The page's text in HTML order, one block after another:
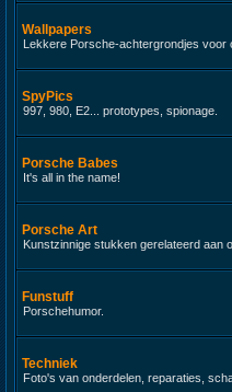
Wallpapers
Lekkere Porsche-achtergrondjes voor
SpyPics
997, 980, E2... prototypes, spionage.
Porsche Babes
It's all in the name!
Porsche Art
Kunstzinnige stukken gerelateerd aan
Funstuff
Porschehumor.
Techniek
Foto's van onderdelen, reparaties,